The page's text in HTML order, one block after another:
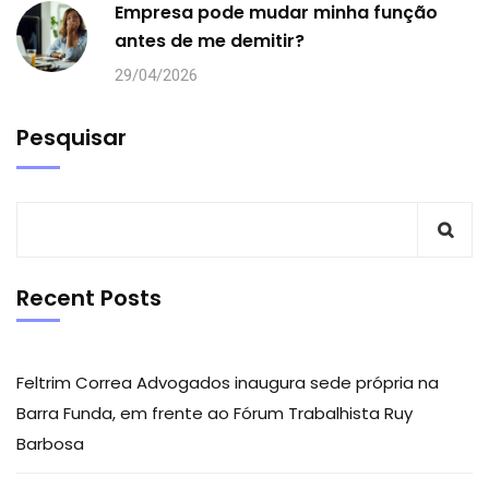
Empresa pode mudar minha função
antes de me demitir?
29/04/2026
Pesquisar
Recent Posts
Feltrim Correa Advogados inaugura sede própria na
Barra Funda, em frente ao Fórum Trabalhista Ruy
Barbosa